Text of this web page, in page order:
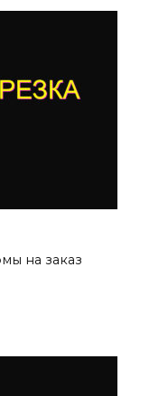
на заказ